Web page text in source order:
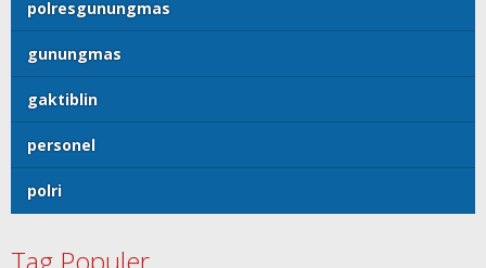
polresgunungmas
gunungmas
gaktiblin
personel
polri